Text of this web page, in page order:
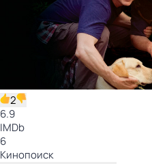
2
6.9
IMDb
6
Кинопоиск